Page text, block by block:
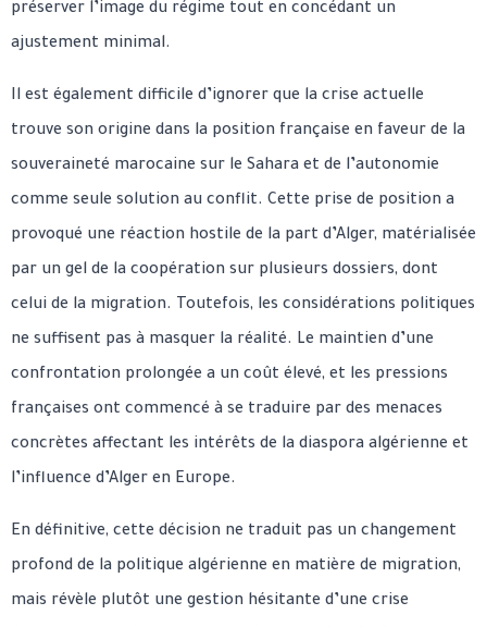
préserver l’image du régime tout en concédant un
ajustement minimal.
Il est également difficile d’ignorer que la crise actuelle
trouve son origine dans la position française en faveur de la
souveraineté marocaine sur le Sahara et de l’autonomie
comme seule solution au conflit. Cette prise de position a
provoqué une réaction hostile de la part d’Alger, matérialisée
par un gel de la coopération sur plusieurs dossiers, dont
celui de la migration. Toutefois, les considérations politiques
ne suffisent pas à masquer la réalité. Le maintien d’une
confrontation prolongée a un coût élevé, et les pressions
françaises ont commencé à se traduire par des menaces
concrètes affectant les intérêts de la diaspora algérienne et
l’influence d’Alger en Europe.
En définitive, cette décision ne traduit pas un changement
profond de la politique algérienne en matière de migration,
mais révèle plutôt une gestion hésitante d’une crise